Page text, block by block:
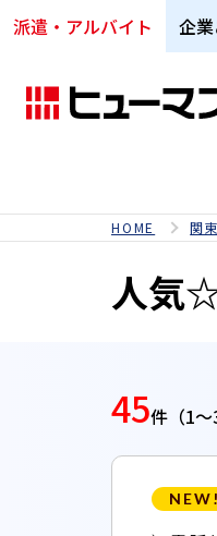
派遣・アルバイト 企
HOME 関東
人気
45件 （1
NEW!
【人気☆官公庁関連のお仕